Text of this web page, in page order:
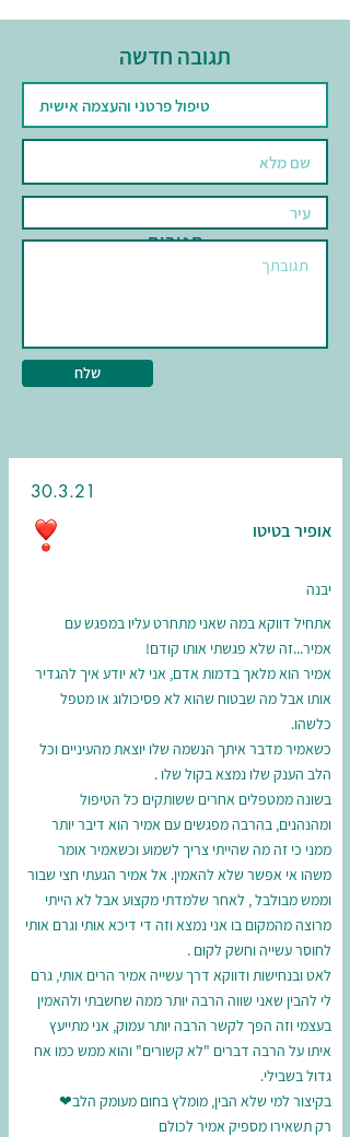
תגובות
תגובה חדשה
שלח
30.3.21
אופיר בטיטו
יבנה
אתחיל דווקא במה שאני מתחרט עליו במפגש עם
אמיר...זה שלא פגשתי אותו קודם!
אמיר הוא מלאך בדמות אדם, אני לא יודע איך להגדיר
אותו אבל מה שבטוח שהוא לא פסיכולוג או מטפל
כלשהו.
כשאמיר מדבר איתך הנשמה שלו יוצאת מהעיניים וכל
הלב הענק שלו נמצא בקול שלו .
בשונה ממטפלים אחרים ששותקים כל הטיפול
ומהנהנים, בהרבה מפגשים עם אמיר הוא דיבר יותר
ממני כי זה מה שהייתי צריך לשמוע וכשאמיר אומר
משהו אי אפשר שלא להאמין. אל אמיר הגעתי חצי שבור
וממש מבולבל , לאחר שלמדתי מקצוע אבל לא הייתי
מרוצה מהמקום בו אני נמצא וזה די דיכא אותי וגרם אותי
לחוסר עשייה וחשק לקום .
לאט ובנחישות ודווקא דרך עשייה אמיר הרים אותי, גרם
לי להבין שאני שווה הרבה יותר ממה שחשבתי ולהאמין
בעצמי וזה הפך לקשר הרבה יותר עמוק, אני מתייעץ
איתו על הרבה דברים "לא קשורים" והוא ממש כמו אח
גדול בשבילי.
בקיצור למי שלא הבין, מומלץ בחום מעומק הלב❤
רק תשאירו מספיק אמיר לכולם